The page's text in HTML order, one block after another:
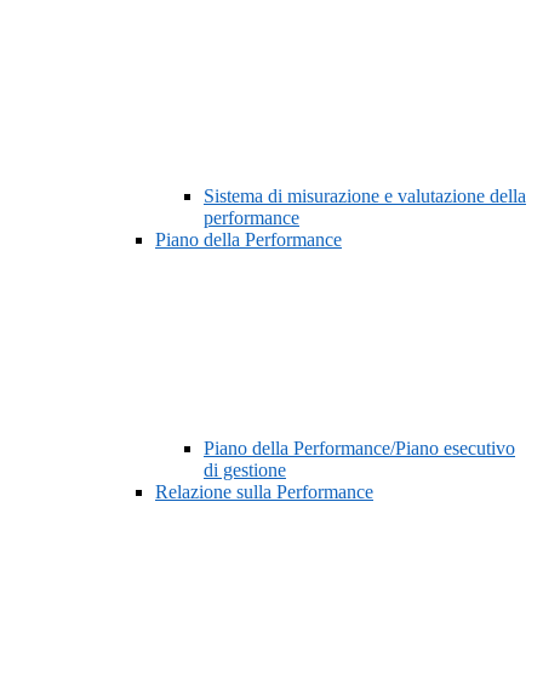
Sistema di misurazione e valutazione della
performance
Piano della Performance
Piano della Performance/Piano esecutivo
di gestione
Relazione sulla Performance